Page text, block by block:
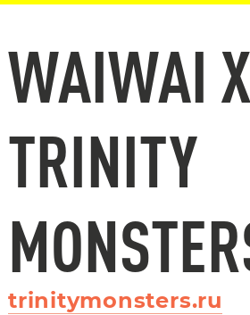
WAIWAI X
TRINITY
trinitymonsters.ru